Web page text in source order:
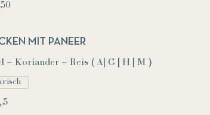
MIT PANEER
~ Koriander ~ Reis ( A| G | H | M )